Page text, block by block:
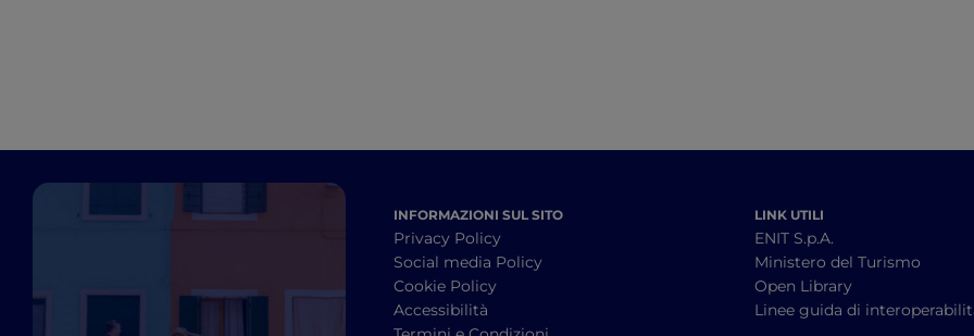
INFORMAZIONI SUL SITO
Privacy Policy
Social media Policy
Cookie Policy
Accessibilità
LINK UTILI
ENIT S.p.A.
Ministero del Turismo
Open Library
Linee guida di